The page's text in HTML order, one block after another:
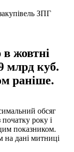
жовтні
млрд куб.
раніше.
обсяг
року і
показником.
на дані митниці